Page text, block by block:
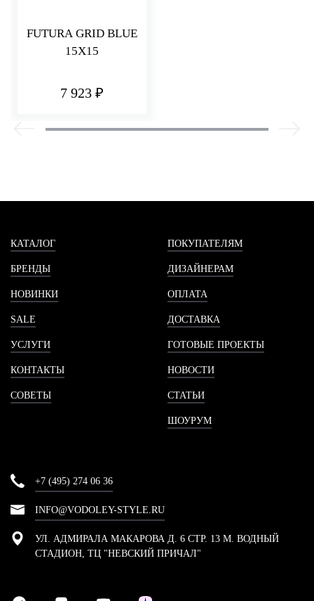
FUTURA GRID BLUE
15X15
7 923 ₽
КАТАЛОГ
БРЕНДЫ
НОВИНКИ
SALE
УСЛУГИ
КОНТАКТЫ
СОВЕТЫ
ПОКУПАТЕЛЯМ
ДИЗАЙНЕРАМ
ОПЛАТА
ДОСТАВКА
ГОТОВЫЕ ПРОЕКТЫ
НОВОСТИ
СТАТЬИ
ШОУРУМ
+7 (495) 274 06 36
INFO@VODOLEY-STYLE.RU
УЛ. АДМИРАЛА МАКАРОВА Д. 6 СТР. 13 М. ВОДНЫЙ
СТАДИОН, ТЦ "НЕВСКИЙ ПРИЧАЛ"